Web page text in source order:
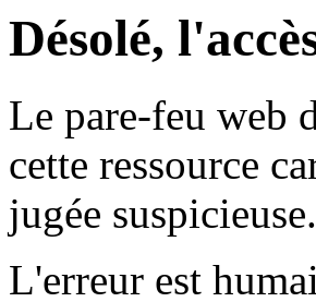
Désolé,
Le pare-feu web
cette ressource
jugée suspicieuse.
L'erreur est